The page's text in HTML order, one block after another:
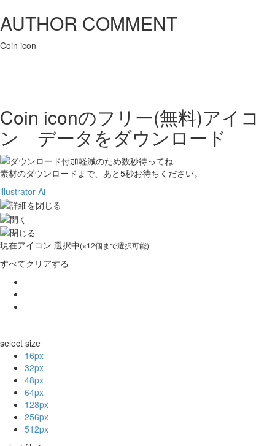
AUTHOR COMMENT
Coin icon
Coin iconのフリー(無料)アイコ
ン データをダウンロード
素材のダウンロードまで、あと5秒お待ちください。
illustrator Ai
現在アイコン 選択中(※12個まで選択可能)
すべてクリアする
select size
16px
32px
48px
64px
128px
256px
512px